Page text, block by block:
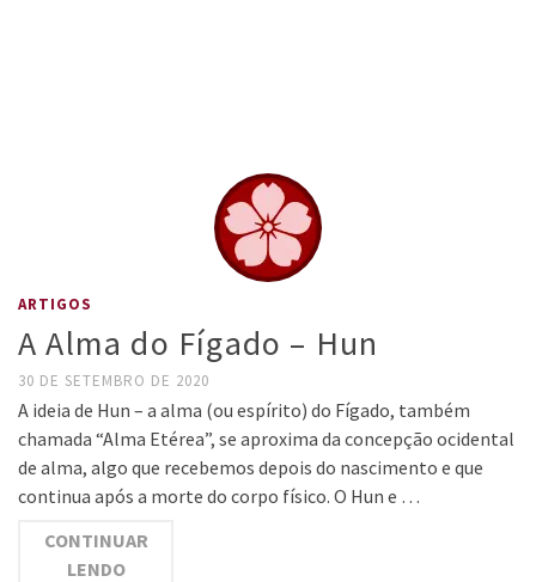
ARTIGOS
A Alma do Fígado – Hun
30 DE SETEMBRO DE 2020
A ideia de Hun – a alma (ou espírito) do Fígado, também
chamada “Alma Etérea”, se aproxima da concepção ocidental
de alma, algo que recebemos depois do nascimento e que
continua após a morte do corpo físico. O Hun e …
CONTINUAR
LENDO